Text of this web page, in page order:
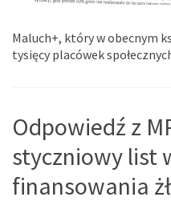
Maluch+, który w obecnym
tysięcy placówek
Odpowiedź z
styczniowy list
finansowania